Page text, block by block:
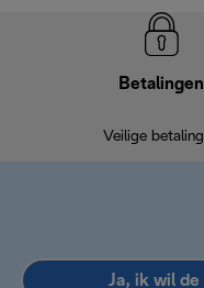
Betalingen
Veilige
Ja, ik wil